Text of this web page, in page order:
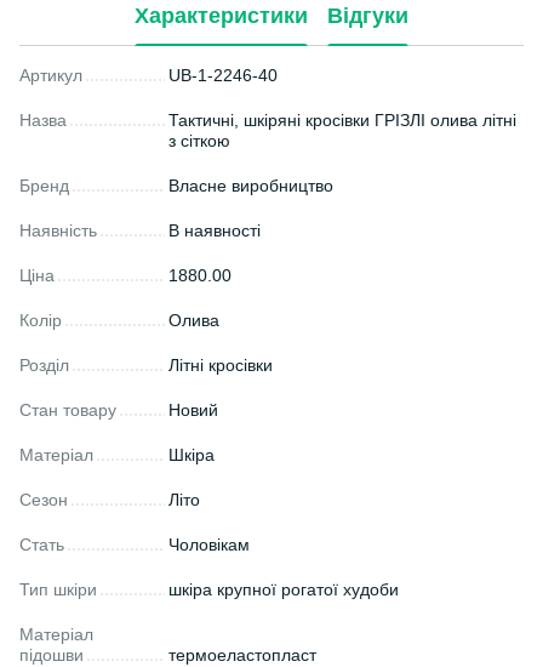
Характеристики Відгуки
Артикул UB-1-2246-40
Назва
Тактичні, шкіряні кросівки ГРІЗЛІ олива літні
з сіткою
Бренд Власне виробництво
Наявність В наявності
Ціна 1880.00
Колір Олива
Розділ Літні кросівки
Стан товару Новий
Матеріал Шкіра
Сезон Літо
Стать Чоловікам
Тип шкіри шкіра крупної рогатої худоби
Матеріал
підошви
термоеластопласт